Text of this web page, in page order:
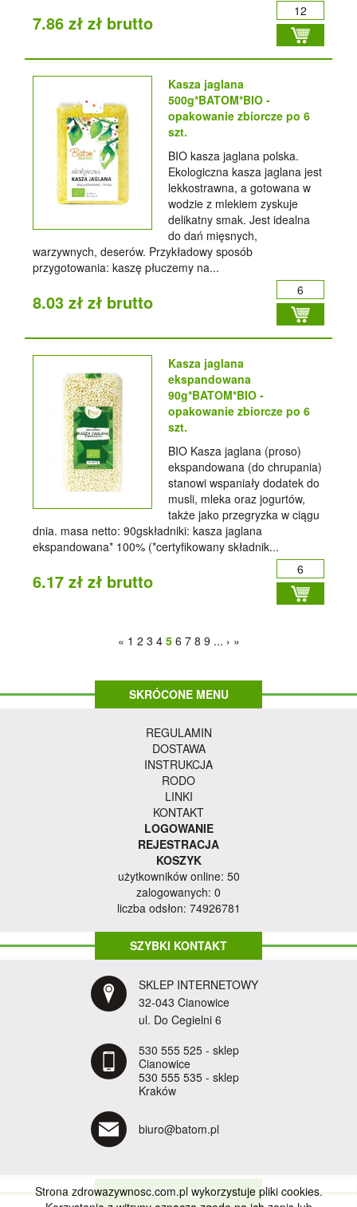
7.86 zł zł brutto
Kasza jaglana
500g*BATOM*BIO -
opakowanie zbiorcze po 6
szt.
BIO kasza jaglana polska.
Ekologiczna kasza jaglana jest
lekkostrawna, a gotowana w
wodzie z mlekiem zyskuje
delikatny smak. Jest idealna
do dań mięsnych,
warzywnych, deserów. Przykładowy sposób
przygotowania: kaszę płuczemy na...
8.03 zł zł brutto
Kasza jaglana
ekspandowana
90g*BATOM*BIO -
opakowanie zbiorcze po 6
szt.
BIO Kasza jaglana (proso)
ekspandowana (do chrupania)
stanowi wspaniały dodatek do
musli, mleka oraz jogurtów,
także jako przegryzka w ciągu
dnia. masa netto: 90gskładniki: kasza jaglana
ekspandowana* 100% (*certyfikowany składnik...
6.17 zł zł brutto
« 1 2 3 4 5 6 7 8 9 ... › »
SKRÓCONE MENU
REGULAMIN
DOSTAWA
INSTRUKCJA
RODO
LINKI
KONTAKT
LOGOWANIE
REJESTRACJA
KOSZYK
użytkowników online: 50
zalogowanych: 0
liczba odsłon: 74926781
SZYBKI KONTAKT
SKLEP INTERNETOWY
32-043 Cianowice
ul. Do Cegielni 6
530 555 525 - sklep
Cianowice
530 555 535 - sklep
Kraków
biuro@batom.pl
SOCIAL MEDIA
Strona zdrowazywnosc.com.pl wykorzystuje pliki cookies.